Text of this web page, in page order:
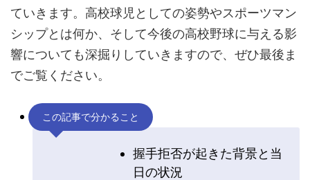
ていきます。高校球児としての姿勢やスポーツマン
シップとは何か、そして今後の高校野球に与える影
響についても深掘りしていきますので、ぜひ最後ま
でご覧ください。
この記事で分かること
握手拒否が起きた背景と当
日の状況